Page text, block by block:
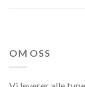
OM OSS